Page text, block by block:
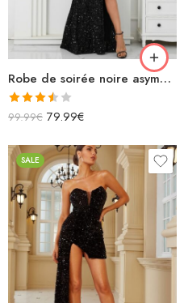
Robe de soirée noire asymétrique longue à paillettes fendue
Note
5
99.99€ 79.99€
SALE